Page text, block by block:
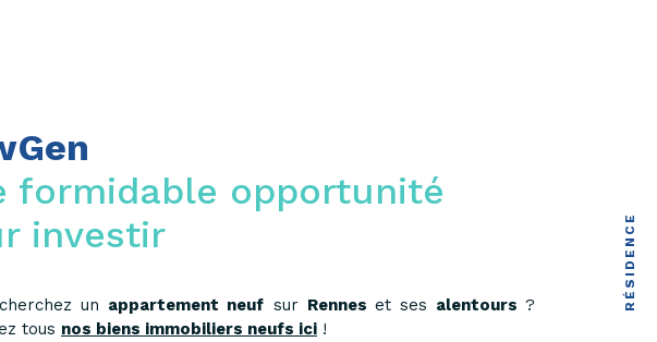
RÉSIDENCE
formidable opportunité
investir
un appartement neuf sur Rennes et ses alentours?
tous nos biens immobiliers neufs ici !